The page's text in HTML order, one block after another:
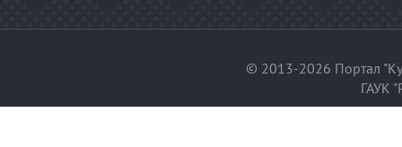
© 2013-2026 Портал
ГАУК